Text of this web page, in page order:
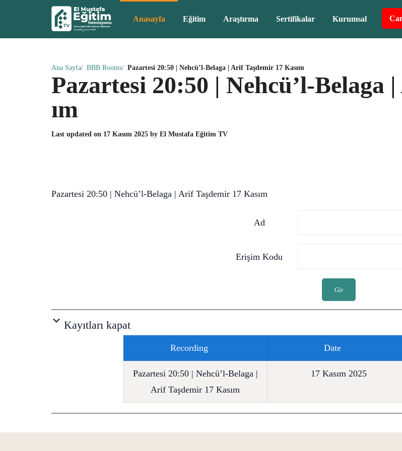
Anasayfa Eğitim Araştırma Sertifikalar Kurumsal
Ana Sayfa BBB Rooms Pazartesi 20:50 | Nehcü’l-Belaga | Arif Taşdemir 17 Kasım
Pazartesi 20:50 | Nehcü’l-Belaga
ım
Last updated on 17 Kasım 2025 by El Mustafa Eğitim TV
Pazartesi 20:50 | Nehcü’l-Belaga | Arif Taşdemir 17 Kasım
Ad
Erişim Kodu
Gir
Kayıtları kapat
Recording Date
Pazartesi 20:50 | Nehcü’l-Belaga |
Arif Taşdemir 17 Kasım
17 Kasım 2025